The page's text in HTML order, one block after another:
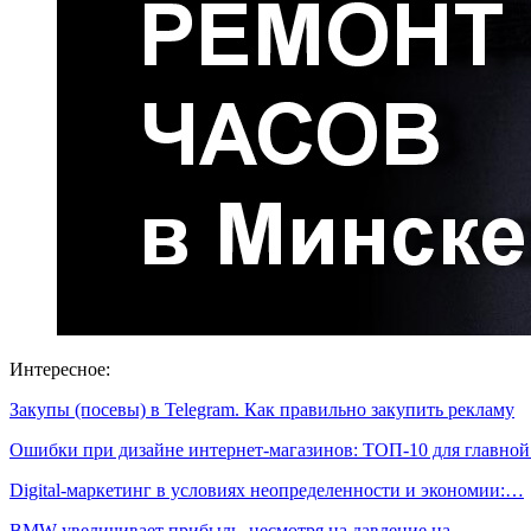
Интересное:
Закупы (посевы) в Telegram. Как правильно закупить рекламу
Ошибки при дизайне интернет-магазинов: ТОП-10 для
Digital-маркетинг в условиях неопределенности и экономии:…